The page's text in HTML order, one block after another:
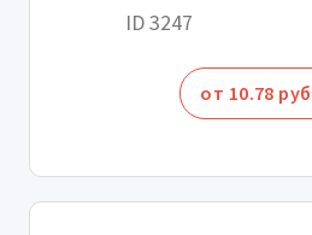
ID 3247
от 10.78 руб